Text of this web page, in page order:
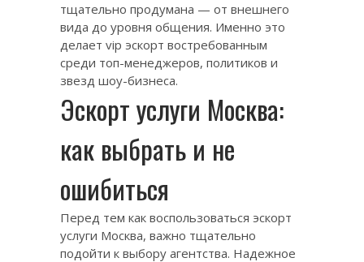
тщательно продумана — от внешнего
вида до уровня общения. Именно это
делает vip эскорт востребованным
среди топ-менеджеров, политиков и
звезд шоу-бизнеса.
Эскорт услуги Москва:
как выбрать и не
ошибиться
Перед тем как воспользоваться эскорт
услуги Москва, важно тщательно
подойти к выбору агентства. Надежное